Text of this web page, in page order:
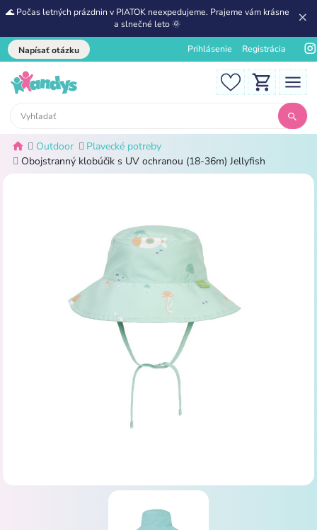
🌊 Počas letných prázdnin v PIATOK neexpedujeme. Prajeme vám krásne
a slnečné leto 🌞
Napísať otázku Prihlásenie Registrácia
Outdoor
Plavecké potreby
Obojstranný klobúčik s UV ochranou (18-36m) Jellyfish